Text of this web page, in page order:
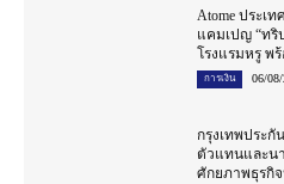
Atome ประเ
แคมเปญ “ทริ
โรงแรมหรู พ
การเงิน 06/
กรุงเทพประ
ตัวแทนและน
ศักยภาพธุรกิ